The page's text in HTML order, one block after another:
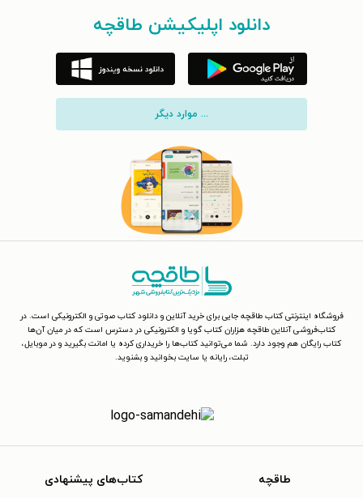
دانلود اپلیکیشن طاقچه
... موارد دیگر
فروشگاه اینترنتی کتاب طاقچه جایی برای خرید آنلاین و دانلود کتاب صوتی و الکترونیکی است. در
کتاب‌فروشی آنلاین طاقچه هزاران کتاب گویا و الکترونیکی در دسترس است که در میان آن‌ها
کتاب رایگان هم وجود دارد. شما می‌توانید کتاب‌ها را خریداری کرده یا امانت بگیرید و در موبایل،
تبلت، رایانه یا سایت بخوانید و بشنوید.
طاقچه کتاب‌های پیشنهادی